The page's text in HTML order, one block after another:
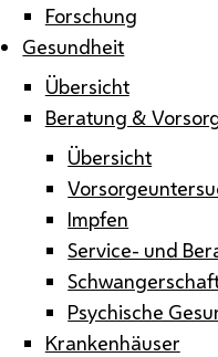
Forschung
Gesundheit
Übersicht
Beratung &
Übersicht
Impfen
Service- und
Psychische
Krankenhäuser